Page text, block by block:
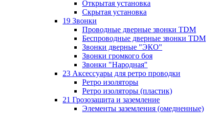
Открытая установка
Скрытая установка
19 Звонки
Проводные дверные звонки TDM
Беспроводные дверные звонки TDM
Звонки дверные "ЭКО"
Звонки громкого боя
Звонки "Народная"
23 Аксессуары для ретро проводки
Ретро изоляторы
Ретро изоляторы (пластик)
21 Грозозащита и заземление
Элементы заземления (омедненные)